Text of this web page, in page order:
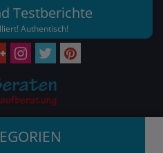
Testberichte
Authentisch!